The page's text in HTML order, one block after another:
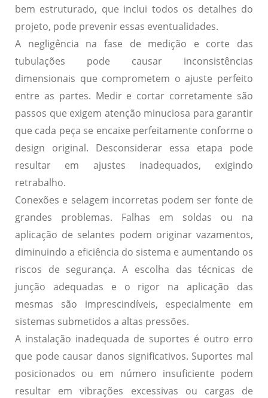
bem estruturado, que inclui todos os detalhes do
projeto, pode prevenir essas eventualidades.
A negligência na fase de medição e corte das
tubulações pode causar inconsistências
dimensionais que comprometem o ajuste perfeito
entre as partes. Medir e cortar corretamente são
passos que exigem atenção minuciosa para garantir
que cada peça se encaixe perfeitamente conforme o
design original. Desconsiderar essa etapa pode
resultar em ajustes inadequados, exigindo
retrabalho.
Conexões e selagem incorretas podem ser fonte de
grandes problemas. Falhas em soldas ou na
aplicação de selantes podem originar vazamentos,
diminuindo a eficiência do sistema e aumentando os
riscos de segurança. A escolha das técnicas de
junção adequadas e o rigor na aplicação das
mesmas são imprescindíveis, especialmente em
sistemas submetidos a altas pressões.
A instalação inadequada de suportes é outro erro
que pode causar danos significativos. Suportes mal
posicionados ou em número insuficiente podem
resultar em vibrações excessivas ou cargas de